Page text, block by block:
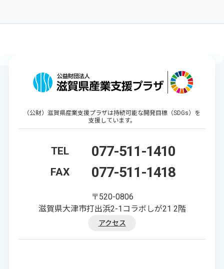
（公財）滋賀県産業支援プラザは持続可能な開発目標（SDGs）を
支援しています。
TEL 077-511-1410
FAX 077-511-1418
〒520-0806
滋賀県大津市打出浜2-1コラボしが21 2階
アクセス